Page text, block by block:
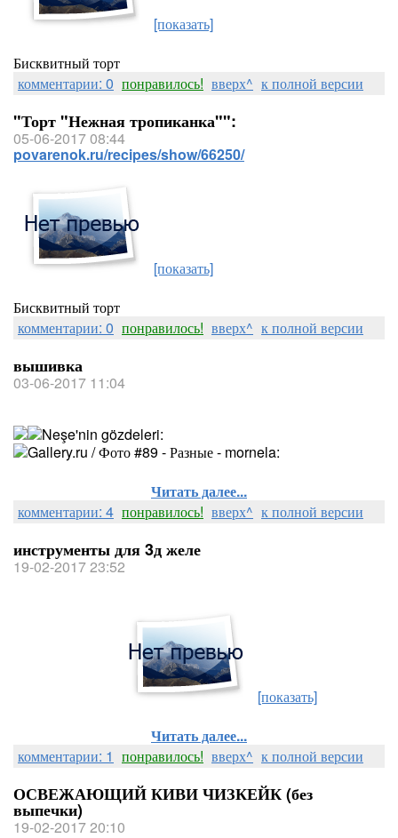
[показать]
Бисквитный торт
комментарии: 0 понравилось! вверх^ к полной версии
"Торт "Нежная тропиканка"":
05-06-2017 08:44
povarenok.ru/recipes/show/66250/
[показать]
Бисквитный торт
комментарии: 0 понравилось! вверх^ к полной версии
вышивка
03-06-2017 11:04
Читать далее...
комментарии: 4 понравилось! вверх^ к полной версии
инструменты для 3д желе
19-02-2017 23:52
[показать]
Читать далее...
комментарии: 1 понравилось! вверх^ к полной версии
ОСВЕЖАЮЩИЙ КИВИ ЧИЗКЕЙК (без
выпечки)
19-02-2017 20:10